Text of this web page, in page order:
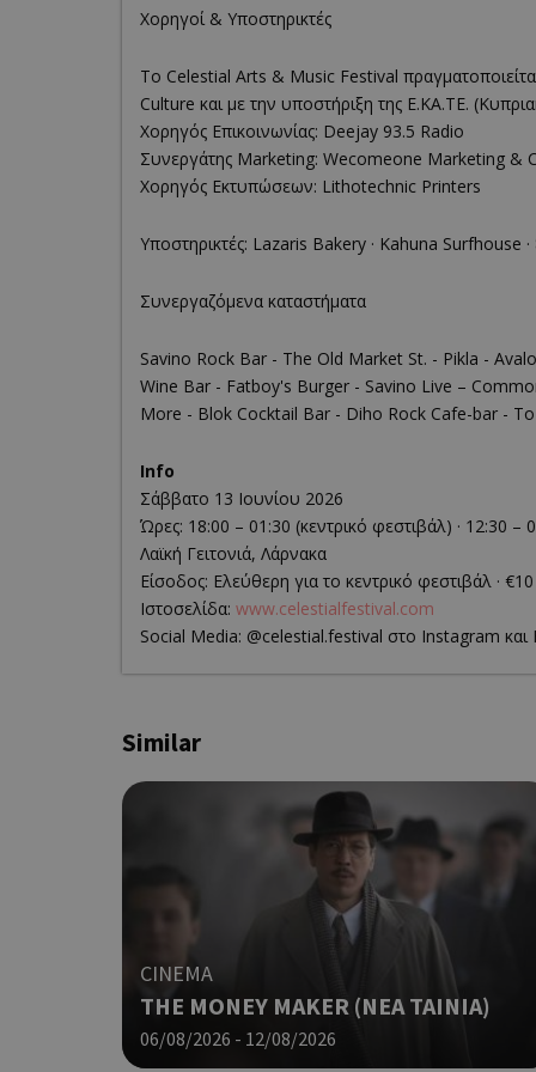
Χορηγοί & Υποστηρικτές
Το Celestial Arts & Music Festival
Culture και με την υποστήριξη της Ε.ΚΑ.ΤΕ.
Χορηγός Επικοινωνίας: Deejay 93.5 Radio
Συνεργάτης Marketing: Wecomeone Marketing &
Χορηγός Εκτυπώσεων: Lithotechnic Printers
Υποστηρικτές: Lazaris Bakery · Kahuna
Συνεργαζόμενα καταστήματα
Savino Rock Bar - The Old Market St. - Pikla -
Wine Bar - Fatboy's Burger - Savino Live –
More - Blok Cocktail Bar - Diho Rock Cafe-bar -
Info
Σάββατο 13 Ιουνίου 2026
Ώρες: 18:00 – 01:30 (κεντρικό φεστιβάλ) · 12:30 –
Λαϊκή Γειτονιά, Λάρνακα
Είσοδος: Ελεύθερη για το κεντρικό φεστιβάλ ·
Ιστοσελίδα: www.celestialfestival.com
Social Media: @celestial.festival στο Instagram και
Similar
CINEMA
THE MONEY MAKER (ΝΕΑ ΤΑΙΝΙΑ)
06/08/2026 - 12/08/2026
G_ENABLED_IDPS
LangCookie
PHPSESSID
takeOverCookie
__cf_bm